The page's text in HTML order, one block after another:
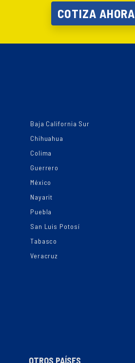
COTIZA AHORA
Baja California Sur
Chihuahua
Colima
Guerrero
México
Nayarit
Puebla
San Luis Potosí
Tabasco
Veracruz
OTROS PAÍSES